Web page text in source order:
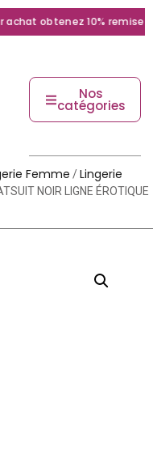
obtenez 10% remise
Nos
catégories
Femme /Lingerie
NOIR LIGNE ÉROTIQUE